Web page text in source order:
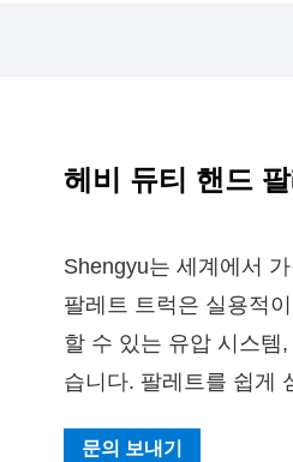
헤비 듀티 핸드
Shengyu는 세계에서
팔레트 트럭은 실용적
할 수 있는 유압 시스템
습니다. 팔레트를 쉽게
문의 보내기